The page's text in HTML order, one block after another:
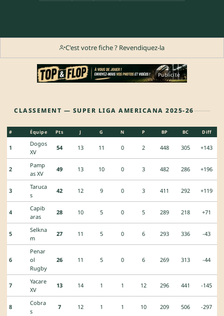
C'est votre fiche ? Revendiquez-la
Publicité
CLASSEMENT — SUPER LIGA AMERICANA 2025-26
# Équipe Pts J G N P BP BC Diff
1
Dogos
XV
54 13 11 0 2 448 305 +143
2
Pamp
as XV
49 13 10 0 3 482 286 +196
3
Taruca
s
42 12 9 0 3 411 292 +119
4
Capib
aras
28 10 5 0 5 289 218 +71
5
Selkna
m
27 11 5 0 6 293 336 -43
6
Penar
ol
Rugby
26 11 5 0 6 269 313 -44
7
Yacare
XV
13 14 1 1 12 296 441 -145
8
Cobra
s
7 12 1 1 10 209 506 -297